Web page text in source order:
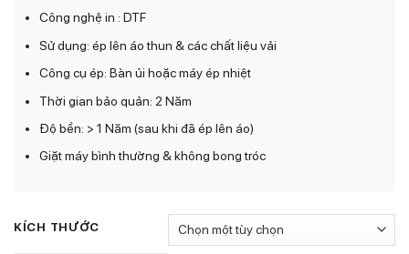
34.000₫
Công nghệ in : DTF
Sử dụng: ép lên áo thun & các chất liệu vải
Công cụ ép: Bàn ủi hoặc máy ép nhiệt
Thời gian bảo quản: 2 Năm
Độ bền: > 1 Năm (sau khi đã ép lên áo)
Giặt máy bình thường & không bong tróc
KÍCH THƯỚC